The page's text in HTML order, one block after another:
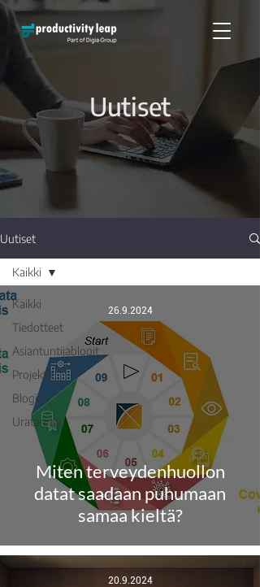
Uutiset
Uutiset
Kaikki
Tiedotteet
Asiantuntijablogit
Projektit
Blogit
Uratarinat
Kaikki
Miten terveydenhuollon
datat saadaan puhumaan
samaa kieltä?
26.9.2024
20.9.2024